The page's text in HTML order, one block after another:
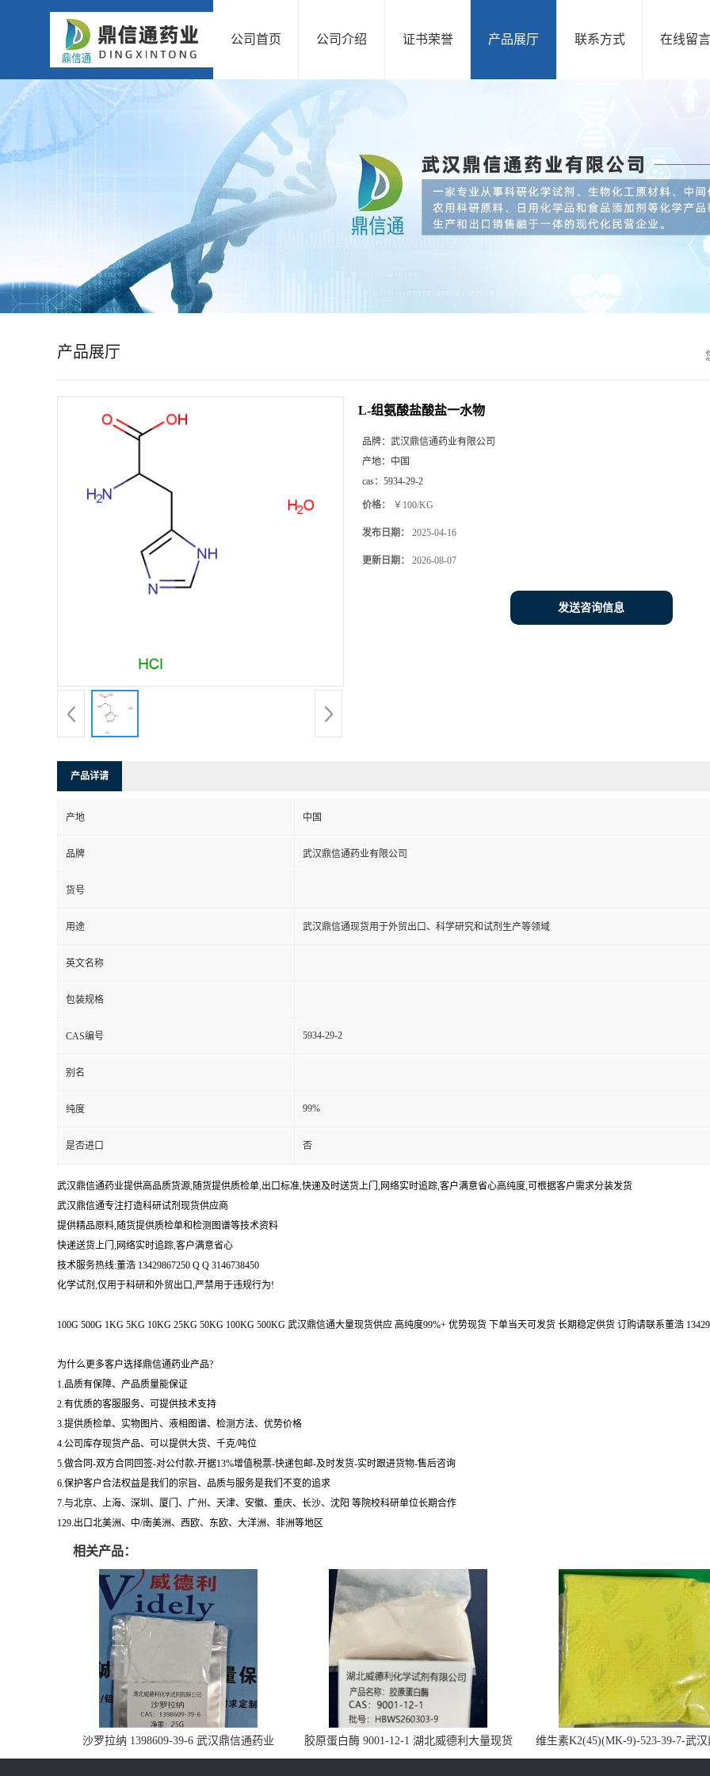
公司首页 公司介绍 证书荣誉 产品展厅 联系方式 在线留言
产品展厅
L-组氨酸盐酸盐一水物
品牌： 武汉鼎信通药业有限公司
产地： 中国
cas： 5934-29-2
价格： ￥100/KG
发布日期： 2025-04-16
更新日期： 2026-08-07
发送咨询信息
产品详请
产地 中国
品牌 武汉鼎信通药业有限公司
货号
用途 武汉鼎信通现货用于外贸出口、科学研究和试剂生产等领域
英文名称
包装规格
CAS编号 5934-29-2
别名
纯度 99%
是否进口 否
武汉鼎信通药业提供高品质货源,随货提供质检单,出口标准,快递及时送货上门,网络实时追踪,客户满意省心高纯度,可根据客户需求分装发货
武汉鼎信通专注打造科研试剂现货供应商
提供精品原料,随货提供质检单和检测图谱等技术资料
快递送货上门,网络实时追踪,客户满意省心
技术服务热线:董浩 13429867250 Q Q 3146738450
化学试剂,仅用于科研和外贸出口,严禁用于违规行为!
100G 500G 1KG 5KG 10KG 25KG 50KG 100KG 500KG 武汉鼎信通大量现货供应 高纯度99%+ 优势现货 下单当天可发货 长期稳定供货 订购请联系董浩
为什么更多客户选择鼎信通药业产品?
1.品质有保障、产品质量能保证
2.有优质的客服服务、可提供技术支持
3.提供质检单、实物图片、液相图谱、检测方法、优势价格
4.公司库存现货产品、可以提供大货、千克/吨位
5.做合同-双方合同回签-对公付款-开据13%增值税票-快递包邮-及时发货-实时跟进货物-售后咨询
6.保护客户合法权益是我们的宗旨、品质与服务是我们不变的追求
7.与北京、上海、深圳、厦门、广州、天津、安徽、重庆、长沙、沈阳 等院校科研单位长期合作
129.出口北美洲、中/南美洲、西欧、东欧、大洋洲、非洲等地区
相关产品：
沙罗拉纳 1398609-39-6 武汉鼎信通药业
胶原蛋白酶 9001-12-1 湖北威德利大量现货
供应
维生素K2(45)(MK-9)-523-39-7-武汉
药业大量现货供应